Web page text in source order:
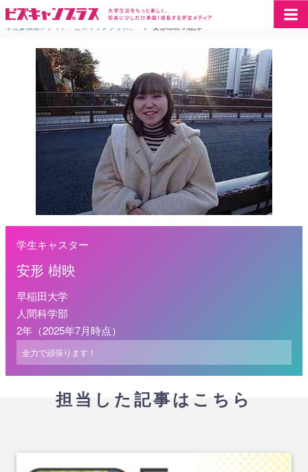
学生参加型メディア「ビズキャンプラス」 > 安形樹映 の記事
学生キャスター
安形 樹映
早稲田大学
人間科学部
2年（2025年7月時点）
全力で頑張ります！
担当した記事はこちら